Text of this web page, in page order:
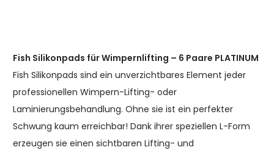
Fish Silikonpads für Wimpernlifting – 6 Paare PLATINUM
Fish Silikonpads sind ein unverzichtbares Element jeder
professionellen Wimpern-Lifting- oder
Laminierungsbehandlung. Ohne sie ist ein perfekter
Schwung kaum erreichbar! Dank ihrer speziellen L-Form
erzeugen sie einen sichtbaren Lifting- und